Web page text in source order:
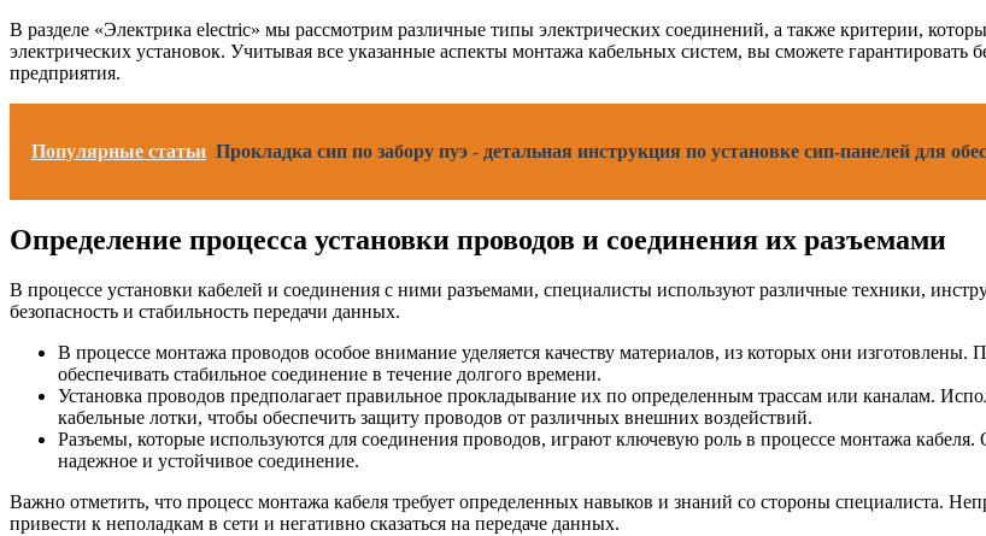
В разделе «Электрика electric» мы рассмотрим различные типы электрических соединений, а также критерии,
электрических установок. Учитывая все указанные аспекты монтажа кабельных систем, вы сможете гарантировать
предприятия.
Популярные статьи Прокладка сип по забору пуэ - детальная инструкция по установке сип-панелей для
Определение процесса установки проводов и соединения их разъемами
В процессе установки кабелей и соединения с ними разъемами, специалисты используют различные техники,
безопасность и стабильность передачи данных.
В процессе монтажа проводов особое внимание уделяется качеству материалов, из которых они
обеспечивать стабильное соединение в течение долгого времени.
Установка проводов предполагает правильное прокладывание их по определенным трассам или каналам.
кабельные лотки, чтобы обеспечить защиту проводов от различных внешних воздействий.
Разъемы, которые используются для соединения проводов, играют ключевую роль в процессе монтажа
надежное и устойчивое соединение.
Важно отметить, что процесс монтажа кабеля требует определенных навыков и знаний со стороны специалиста.
привести к неполадкам в сети и негативно сказаться на передаче данных.